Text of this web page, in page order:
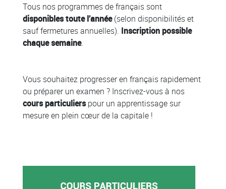
Tous nos programmes de français sont
disponibles toute l’année(selon disponibilités et
sauf fermetures annuelles). Inscription possible
chaque semaine.
Vous souhaitez progresser en français rapidement
ou préparer un examen ? Inscrivez-vous à nos
cours particulierspour un apprentissage sur
mesure en plein cœur de la capitale !